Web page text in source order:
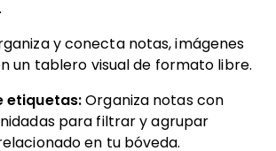
y conecta notas, imágenes
un tablero visual de formato libre.
etiquetas: Organiza notas con
para filtrar y agrupar
en tu bóveda.